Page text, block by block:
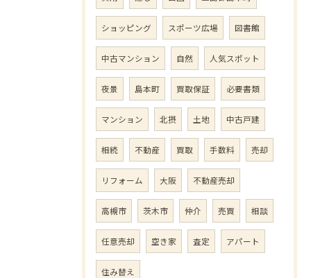
ショッピング スポーツ広場 図書館
中古マンション 自然 人気スポット
夜景 島本町 買取保証 必要書類
マンション 北摂 土地 中古戸建
相続 不動産 買取 手数料 売却
リフォーム 大阪 不動産売却
高槻市 茨木市 仲介 売買 相談
任意売却 空き家 査定 アパート
住み替え